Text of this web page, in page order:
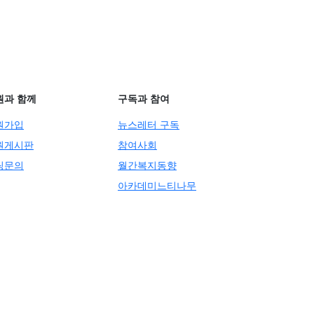
과 함께
가입
게시판
문의
구독과 참여
뉴스레터 구독
참여사회
월간복지동향
아카데미느티나무